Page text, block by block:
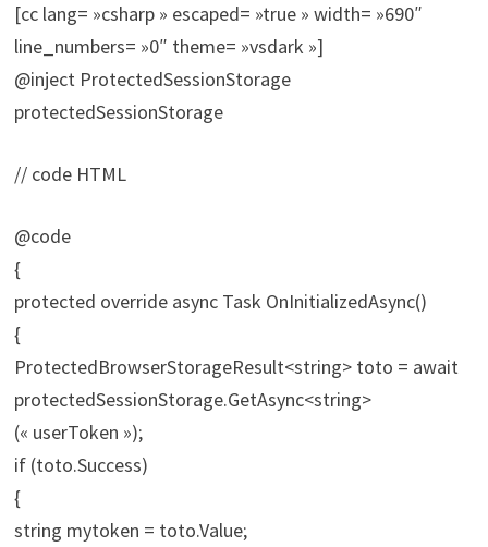
[cc lang= »csharp » escaped= »true » width= »690″
line_numbers= »0″ theme= »vsdark »]
@inject ProtectedSessionStorage
protectedSessionStorage
// code HTML
@code
{
protected override async Task OnInitializedAsync()
{
ProtectedBrowserStorageResult<string> toto = await
protectedSessionStorage.GetAsync<string>
(« userToken »);
if (toto.Success)
{
string mytoken = toto.Value;